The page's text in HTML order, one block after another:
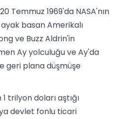
Temmuz 1969'da NASA'nın
ayak basan Amerikalı
ve Buzz Aldrin'in
Ay yolculuğu ve Ay'da
geri plana düşmüşe
trilyon doları aştığı
devlet fonlu ticari